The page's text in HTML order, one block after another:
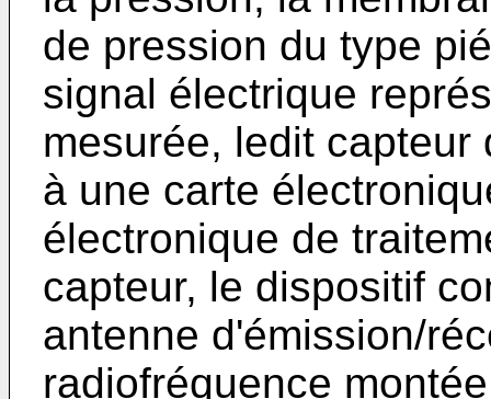
de pression du type
signal électrique
mesurée, ledit
à une carte
électronique de
capteur, le dispositif
antenne d'émission/
radiofréquence